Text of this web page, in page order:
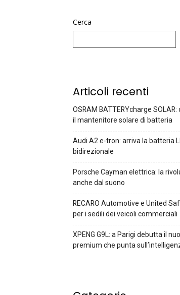
Cerca
Articoli recenti
OSRAM BATTERYcharge
il mantenitore solare di batteria
Audi A2 e-tron: arriva la batteria
bidirezionale
Porsche Cayman elettrica: la
anche dal suono
RECARO Automotive e United
per i sedili dei veicoli commerciali
XPENG G9L: a Parigi debutta il
premium che punta